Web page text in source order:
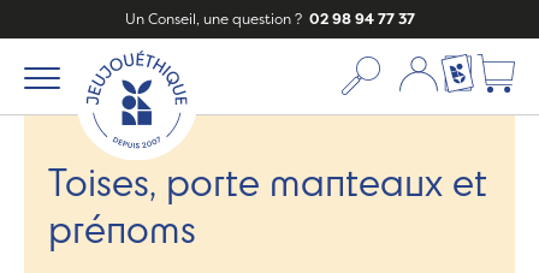
Un Conseil, une question ? 02 98 94 77 37
Mon compte
Ma liste
Toises, porte manteaux et
prénoms